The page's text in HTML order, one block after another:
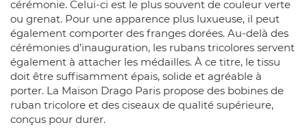
cérémonie. Celui-ci est le plus souvent de couleur verte
ou grenat. Pour une apparence plus luxueuse, il peut
également comporter des franges dorées. Au-delà des
cérémonies d’inauguration, les rubans tricolores servent
également à attacher les médailles. À ce titre, le tissu
doit être suffisamment épais, solide et agréable à
porter. La Maison Drago Paris propose des bobines de
ruban tricolore et des ciseaux de qualité supérieure,
conçus pour durer.